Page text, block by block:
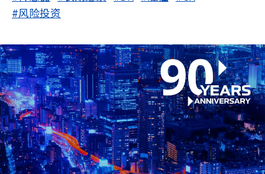
#风险投资